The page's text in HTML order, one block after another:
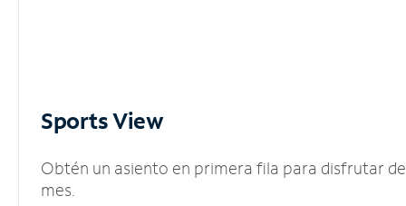
Sports View
Obtén un asiento en primera fila para disfrutar
mes.